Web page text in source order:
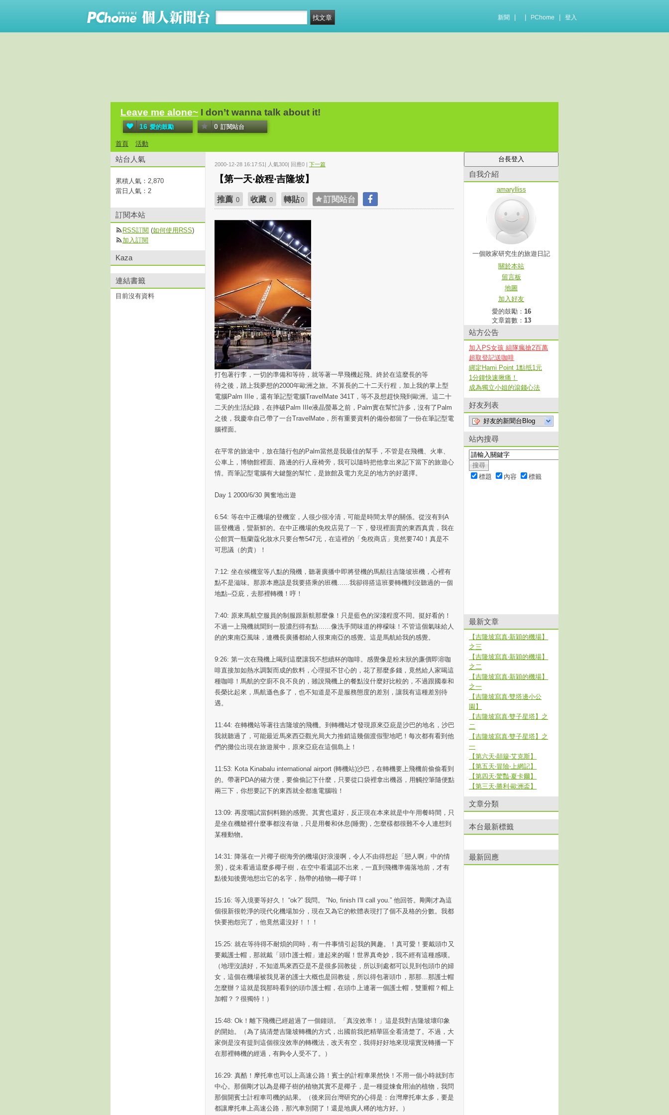
新聞 PChome 登入
Leave me alone~ I don’t wanna talk about it!
16 愛的鼓勵 0 訂閱站台
首頁 活動
2000-12-28 16:17:51| 人氣300| 回應0 | 下一篇
【第一天‧啟程‧吉隆坡】
推薦 0 收藏 0 轉貼0 訂閱站台
打包著行李，一切的準備和等待，就等著一早飛機起飛。終於在這麼長的等
待之後，踏上我夢想的2000年歐洲之旅。不算長的二十二天行程，加上我的掌上型
電腦Palm IIIe，還有筆記型電腦TravelMate 341T，等不及想趕快飛到歐洲。這二十
二天的生活紀錄，在摔破Palm IIIe液晶螢幕之前，Palm實在幫忙許多，沒有了Palm
之後，我慶幸自己帶了一台TravelMate，所有重要資料的備份都留了一份在筆記型電
腦裡面。
在平常的旅途中，放在隨行包的Palm當然是我最佳的幫手，不管是在飛機、火車、
公車上，博物館裡面、路邊的行人座椅旁，我可以隨時把他拿出來記下當下的旅遊心
情。而筆記型電腦有大鍵盤的幫忙，是旅館及電力充足的地方的好選擇。
Day 1 2000/6/30 興奮地出遊
6:54: 等在中正機場的登機室，人很少很冷清，可能是時間太早的關係。從沒有到A
區登機過，蠻新鮮的。在中正機場的免稅店晃了ㄧ下，發現裡面賣的東西真貴，我在
公館買一瓶蘭蔻化妝水只要台幣547元，在這裡的「免稅商店」竟然要740！真是不
可思議（的貴）！
7:12: 坐在候機室等八點的飛機，聽著廣播中即將登機的馬航往吉隆坡班機，心裡有
點不是滋味。那原本應該是我要搭乘的班機......我卻得搭這班要轉機到沒聽過的一個
地點--亞庇，去那裡轉機！哼！
7:40: 原來馬航空服員的制服跟新航那麼像！只是藍色的深淺程度不同。挺好看的！
不過一上飛機就聞到一股濃烈得有點……像洗手間味道的檸檬味！不管這個氣味給人
的的東南亞風味，連機長廣播都給人很東南亞的感覺。這是馬航給我的感覺。
9:26: 第一次在飛機上喝到這麼讓我不想續杯的咖啡。感覺像是粉末狀的廉價即溶咖
啡直接加如熱水調製而成的飲料，心理挺不甘心的，花了那麼多錢，竟然給人家喝這
種咖啡！馬航的空廚不良不良的，雖說飛機上的餐點沒什麼好比較的，不過跟國泰和
長榮比起來，馬航遜色多了，也不知道是不是服務態度的差別，讓我有這種差別待
遇。
11:44: 在轉機站等著往吉隆坡的飛機。到轉機站才發現原來亞庇是沙巴的地名，沙巴
我就聽過了，可能最近馬來西亞觀光局大力推銷這幾個渡假聖地吧！每次都有看到他
們的攤位出現在旅遊展中，原來亞庇在這個島上！
11:53: Kota Kinabalu international airport (轉機站)沙巴，在轉機要上飛機前偷偷看到
的。帶著PDA的確方便，要偷偷記下什麼，只要從口袋裡拿出機器，用觸控筆隨便點
兩三下，你想要記下的東西就全都進電腦啦！
13:09: 再度嚐試當飼料雞的感覺。其實也還好，反正現在本來就是中午用餐時間，只
是坐在機艙裡什麼事都沒有做，只是用餐和休息(睡覺)，怎麼樣都很難不令人連想到
某種動物。
14:31: 降落在一片椰子樹海旁的機場(好浪漫啊，令人不由得想起「戀人啊」中的情
景)，從未看過這麼多椰子樹，在空中看還認不出來，一直到飛機準備落地前，才有
點後知後覺地想出它的名字，熱帶的植物—椰子咩！
15:16: 等入境要等好久！ “ok?” 我問。 “No, finish I'll call you.” 他回答。剛剛才為這
個很新很乾淨的現代化機場加分，現在又為它的軟體表現打了個不及格的分數。我都
快要抱怨完了，他竟然還沒好！！！
15:25: 就在等待得不耐煩的同時，有一件事情引起我的興趣。！真可愛！要戴頭巾又
要戴護士帽，那就戴「頭巾護士帽」連起來的喔！世界真奇妙，我不經有這種感嘆。
（地理沒讀好，不知道馬來西亞是不是很多回教徒，所以到處都可以見到包頭巾的婦
女，這個在機場被我見著的護士大概也是回教徒，所以得包著頭巾，那那…那護士帽
怎麼辦？這就是我那時看到的頭巾護士帽，在頭巾上連著一個護士帽，雙重帽？帽上
加帽？？很獨特！）
15:48: Ok！離下飛機已經超過了一個鐘頭。「真沒效率！」這是我對吉隆坡壞印象
的開始。（為了搞清楚吉隆坡轉機的方式，出國前我把精華區全看清楚了。不過，大
家倒是沒有提到這個很沒效率的轉機法，改天有空，我得好好地來現場實況轉播一下
在那裡轉機的經過，有夠令人受不了。）
16:29: 真酷！摩托車也可以上高速公路！賓士的計程車果然快！不用一個小時就到市
中心。那個剛才以為是椰子樹的植物其實不是椰子，是一種提煉食用油的植物，我問
那個開賓士計程車司機的結果。（後來回台灣研究的心得是：台灣摩托車太多，要是
都讓摩托車上高速公路，那汽車別開了！還是地廣人稀的地方好。）
自我介紹
amarylliss
一個敗家研究生的旅遊日記
關於本站
留言板
地圖
加入好友
愛的鼓勵： 16
文章篇數： 13
站方公告
加入PS女孩 組隊瘋搶2百萬
超取登記送咖啡
綁定Hami Point 1點抵1元
1分鐘快速揪痛！
成為獨立小姐的滾錢心法
好友列表
好友的新聞台Blog
站內搜尋
標題 內容 標籤
最新文章
【吉隆坡寫真‧新穎的機場】
之三
【吉隆坡寫真‧新穎的機場】
之二
【吉隆坡寫真‧新穎的機場】
之一
【吉隆坡寫真‧雙塔邊小公
園】
【吉隆坡寫真‧雙子星塔】之
二
【吉隆坡寫真‧雙子星塔】之
一
【第六天‧顛簸‧艾克斯】
【第五天‧冒險‧上網記】
【第四天‧驚豔‧夏卡爾】
【第三天‧勝利‧歐洲盃】
文章分類
本台最新標籤
最新回應
站台人氣
累積人氣： 2,870
當日人氣： 2
訂閱本站
RSS訂閱 (如何使用RSS)
加入訂閱
Kaza
連結書籤
目前沒有資料